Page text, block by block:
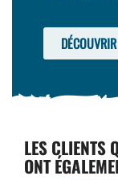
LES CLIENTS
ONT